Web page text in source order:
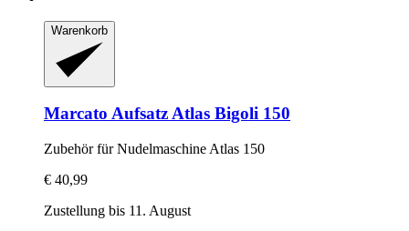
Warenkorb
Marcato Aufsatz Atlas Bigoli 150
Zubehör für Nudelmaschine Atlas 150
€ 40,99
Zustellung bis 11. August